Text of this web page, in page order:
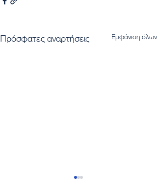
Πρόσφατες αναρτήσεις Εμφάνιση όλων